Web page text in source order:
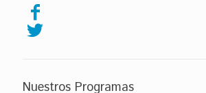
Nuestros Programas